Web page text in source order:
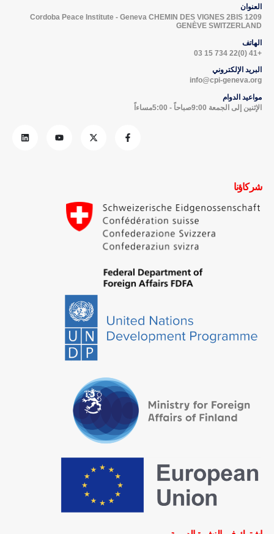
العنوان
Cordoba Peace Institute - Geneva CHEMIN DES VIGNES 2BIS 1209
GENÈVE SWITZERLAND
الهاتف
+41 (0)22 734 15 03
البريد الإلكتروني
info@cpi-geneva.org
مواعيد الدوام
الإثنين إلى الجمعة 9:00صباحاً - 5:00مساءاً
شركاؤنا